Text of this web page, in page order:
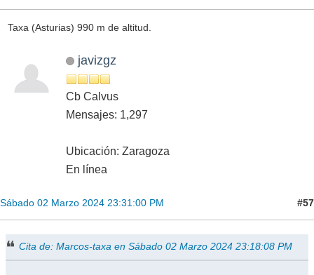
Taxa (Asturias) 990 m de altitud.
javizgz
Cb Calvus
Mensajes: 1,297
Ubicación: Zaragoza
En línea
Sábado 02 Marzo 2024 23:31:00 PM #57
Cita de: Marcos-taxa en Sábado 02 Marzo 2024 23:18:08 PM